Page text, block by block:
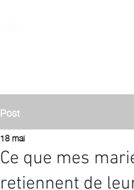
Post
Ce que mes
retiennent de
18 mai